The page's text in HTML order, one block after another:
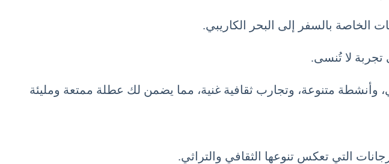
الخاصة بالسفر إلى البحر الكاريبي.
لا تُنسى.
وأنشطة متنوعة، وتجارب ثقافية غنية، مما يضمن لك عطلة ممتعة ومليئة
التي تعكس تنوعها الثقافي والتراثي.